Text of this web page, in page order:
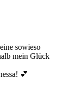
sowieso
mein Glück
💕